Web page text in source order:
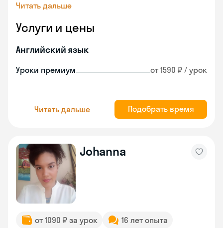
Читать дальше
Услуги и цены
Английский язык
Уроки премиум от 1590 ₽ / урок
Читать дальше Подобрать время
Johanna
от 1090 ₽ за урок 16 лет опыта